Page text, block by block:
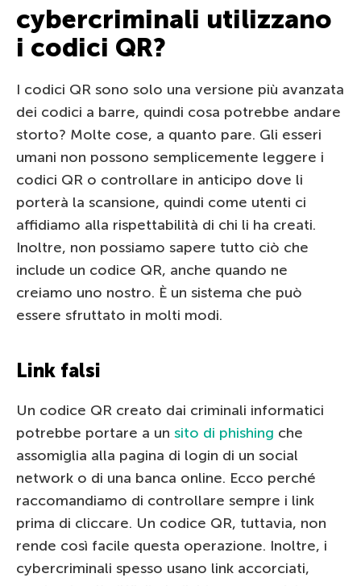
cybercriminali utilizzano
i codici QR?
I codici QR sono solo una versione più avanzata
dei codici a barre, quindi cosa potrebbe andare
storto? Molte cose, a quanto pare. Gli esseri
umani non possono semplicemente leggere i
codici QR o controllare in anticipo dove li
porterà la scansione, quindi come utenti ci
affidiamo alla rispettabilità di chi li ha creati.
Inoltre, non possiamo sapere tutto ciò che
include un codice QR, anche quando ne
creiamo uno nostro. È un sistema che può
essere sfruttato in molti modi.
Link falsi
Un codice QR creato dai criminali informatici
potrebbe portare a un sito di phishing che
assomiglia alla pagina di login di un social
network o di una banca online. Ecco perché
raccomandiamo di controllare sempre i link
prima di cliccare. Un codice QR, tuttavia, non
rende così facile questa operazione. Inoltre, i
cybercriminali spesso usano link accorciati,